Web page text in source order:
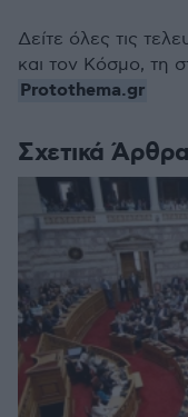
Σχετικά Άρθρα
Δείτε όλες τις
και τον Κόσμο, τη
Protothema.gr